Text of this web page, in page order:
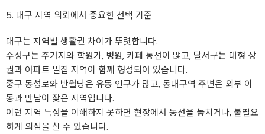
5. 대구 지역 의뢰에서 중요한 선택 기준
대구는 지역별 생활권 차이가 뚜렷합니다.
수성구는 주거지와 학원가, 병원, 카페 동선이 많고, 달서구는 대형 상
권과 아파트 밀집 지역이 함께 형성되어 있습니다.
중구 동성로와 반월당은 유동 인구가 많고, 동대구역 주변은 외부 이
동과 만남이 잦은 지역입니다.
이런 지역 특성을 이해하지 못하면 현장에서 동선을 놓치거나, 불필요
하게 의심을 살 수 있습니다.